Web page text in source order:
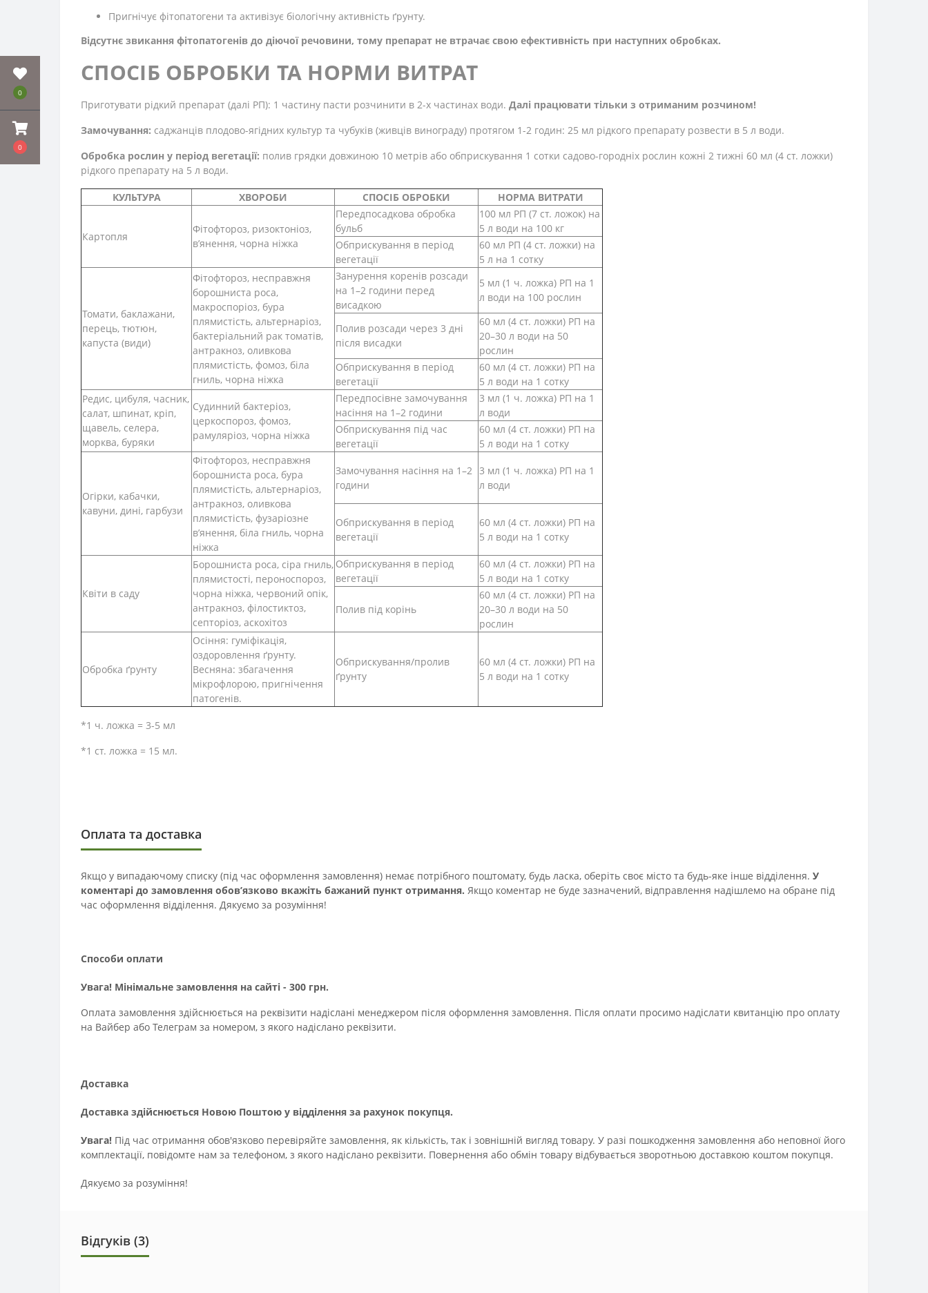
0
0
Пригнічує фітопатогени та активізує біологічну активність ґрунту.
Відсутнє звикання фітопатогенів до діючої речовини, тому препарат не втрачає свою ефективність при наступних обробках.
СПОСІБ ОБРОБКИ ТА НОРМИ ВИТРАТ
Приготувати рідкий препарат (далі РП): 1 частину пасти розчинити в 2-х частинах води. Далі працювати тільки з отриманим розчином!
Замочування: саджанців плодово-ягідних культур та чубуків (живців винограду) протягом 1-2 годин: 25 мл рідкого препарату розвести в 5 л води.
Обробка рослин у період вегетації: полив грядки довжиною 10 метрів або обприскування 1 сотки садово-городніх рослин кожні 2 тижні 60 мл (4 ст. ложки)
рідкого препарату на 5 л води.
КУЛЬТУРА ХВОРОБИ СПОСІБ ОБРОБКИ НОРМА ВИТРАТИ
Картопля
Фітофтороз, ризоктоніоз,
в’янення, чорна ніжка
Передпосадкова обробка
бульб
100 мл РП (7 ст. ложок) на
5 л води на 100 кг
Обприскування в період
вегетації
60 мл РП (4 ст. ложки) на
5 л на 1 сотку
Томати, баклажани,
перець, тютюн,
капуста (види)
Фітофтороз, несправжня
борошниста роса,
макроспоріоз, бура
плямистість, альтернаріоз,
бактеріальний рак томатів,
антракноз, оливкова
плямистість, фомоз, біла
гниль, чорна ніжка
Занурення коренів розсади
на 1–2 години перед
висадкою
5 мл (1 ч. ложка) РП на 1
л води на 100 рослин
Полив розсади через 3 дні
після висадки
60 мл (4 ст. ложки) РП на
20–30 л води на 50
рослин
Обприскування в період
вегетації
60 мл (4 ст. ложки) РП на
5 л води на 1 сотку
Редис, цибуля, часник,
салат, шпинат, кріп,
щавель, селера,
морква, буряки
Судинний бактеріоз,
церкоспороз, фомоз,
рамуляріоз, чорна ніжка
Передпосівне замочування
насіння на 1–2 години
3 мл (1 ч. ложка) РП на 1
л води
Обприскування під час
вегетації
60 мл (4 ст. ложки) РП на
5 л води на 1 сотку
Огірки, кабачки,
кавуни, дині, гарбузи
Фітофтороз, несправжня
борошниста роса, бура
плямистість, альтернаріоз,
антракноз, оливкова
плямистість, фузаріозне
в’янення, біла гниль, чорна
ніжка
Замочування насіння на 1–2
години
3 мл (1 ч. ложка) РП на 1
л води
Обприскування в період
вегетації
60 мл (4 ст. ложки) РП на
5 л води на 1 сотку
Квіти в саду
Борошниста роса, сіра гниль,
плямистості, пероноспороз,
чорна ніжка, червоний опік,
антракноз, філостиктоз,
септоріоз, аскохітоз
Обприскування в період
вегетації
60 мл (4 ст. ложки) РП на
5 л води на 1 сотку
Полив під корінь
60 мл (4 ст. ложки) РП на
20–30 л води на 50
рослин
Обробка ґрунту
Осіння: гуміфікація,
оздоровлення ґрунту.
Весняна: збагачення
мікрофлорою, пригнічення
патогенів.
Обприскування/пролив
ґрунту
60 мл (4 ст. ложки) РП на
5 л води на 1 сотку
*1 ч. ложка = 3-5 мл
*1 ст. ложка = 15 мл.
Оплата та доставка
Якщо у випадаючому списку (під час оформлення замовлення) немає потрібного поштомату, будь ласка, оберіть своє місто та будь-яке інше відділення. У
коментарі до замовлення обов’язково вкажіть бажаний пункт отримання. Якщо коментар не буде зазначений, відправлення надішлемо на обране під
час оформлення відділення. Дякуємо за розуміння!
Способи оплати
Увага! Мінімальне замовлення на сайті - 300 грн.
Оплата замовлення здійснюється на реквізити надіслані менеджером після оформлення замовлення. Після оплати просимо надіслати квитанцію про оплату
на Вайбер або Телеграм за номером, з якого надіслано реквізити.
Доставка
Доставка здійснюється Новою Поштою у відділення за рахунок покупця.
Увага! Під час отримання обов'язково перевіряйте замовлення, як кількість, так і зовнішній вигляд товару. У разі пошкодження замовлення або неповної його
комплектації, повідомте нам за телефоном, з якого надіслано реквізити. Повернення або обмін товару відбувається зворотньою доставкою коштом покупця.
Дякуємо за розуміння!
Відгуків (3)